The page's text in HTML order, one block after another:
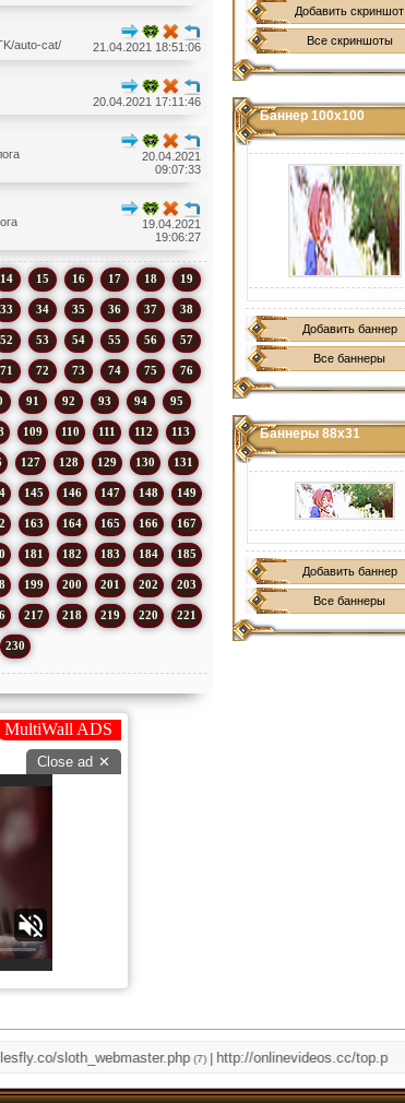
Добавить скриншот
Все скриншоты
Баннер 100х100
Добавить баннер
Все баннеры
Баннеры 88х31
Добавить баннер
Все баннеры
auto-cat/
21.04.2021 18:51:06
20.04.2021 17:11:46
20.04.2021
09:07:33
19.04.2021
19:06:27
14 15 16 17 18 19
33 34 35 36 37 38
52 53 54 55 56 57
71 72 73 74 75 76
91 92 93 94 95
109 110 111 112 113
127 128 129 130 131
145 146 147 148 149
163 164 165 166 167
181 182 183 184 185
199 200 201 202 203
217 218 219 220 221
230
sloth_webmaster.php(7)|http://onlinevideos.cc/top.php(2)